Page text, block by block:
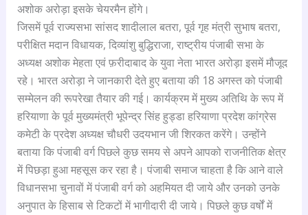
अशोक अरोड़ा इसके चेयरमैन होंगे।
जिसमें पूर्व राज्यसभा सांसद शादीलाल बतरा, पूर्व गृह मंत्री सुभाष बतरा,
परीक्षित मदान विधायक, दिव्यांशु बुद्धिराजा, राष्ट्रीय पंजाबी सभा के
अध्यक्ष अशोक मेहता एवं फ़रीदाबाद के युवा नेता भारत अरोड़ा इसमें मौजूद
रहे। भारत अरोड़ा ने जानकारी देते हुए बताया की 18 अगस्त को पंजाबी
सम्मेलन की रूपरेखा तैयार की गई। कार्यक्रम में मुख्य अतिथि के रूप में
हरियाणा के पूर्व मुख्यमंत्री भूपेन्द्र सिंह हुड्डा हरियाणा प्रदेश कांग्रेस
कमेटी के प्रदेश अध्यक्ष चौधरी उदयभान जी शिरकत करेंगे। उन्होंने
बताया कि पंजाबी वर्ग पिछले कुछ समय से अपने आपको राजनीतिक क्षेत्र
में पिछड़ा हुआ महसूस कर रहा है। पंजाबी समाज चाहता है कि आने वाले
विधानसभा चुनावों में पंजाबी वर्ग को अहमियत दी जाये और उनको उनके
अनुपात के हिसाब से टिकटों में भागीदारी दी जाये। पिछले कुछ वर्षों में